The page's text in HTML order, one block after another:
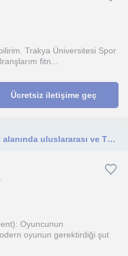
Trakya Üniversitesi Spor
fitn...
Ücretsiz iletişime geç
Basketbol antrenörü. Basketbol alanında uluslararası ve Türkiye’de 10 yıllık tecrübeye sahip federasyon onaylı kademeli antrenör.
Oyuncunun
oyunun gerektirdiği şut